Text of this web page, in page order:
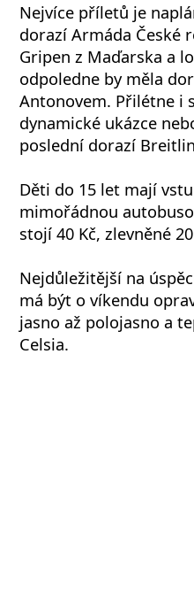
Nejvíce příletů je
dorazí Armáda České
Gripen z Maďarska a
odpoledne by měla
Antonovem. Přilétne i
dynamické ukázce
poslední dorazí
Děti do 15 let mají
mimořádnou
stojí 40 Kč, zlevněné
Nejdůležitější na
má být o víkendu
jasno až polojasno a
Celsia.